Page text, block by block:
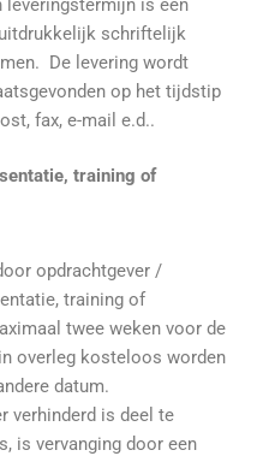
leveringstermijn is een
schriftelijk
De levering wordt
op het tijdstip
fax, e-mail e.d..
training of
opdrachtgever /
training of
twee weken voor de
overleg kosteloos worden
datum.
verhinderd is deel te
is vervanging door een